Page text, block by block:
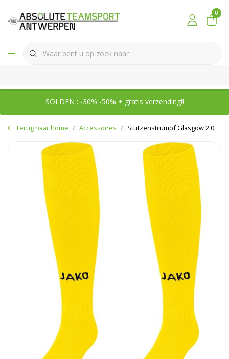
0
SOLDEN : -30% -50% + gratis verzending!!
Terug naar home Accessoires Stutzenstrumpf Glasgow 2.0